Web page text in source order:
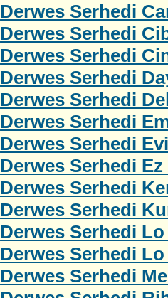
Derwes Serhedi
Derwes Serhedi
Derwes Serhedi
Derwes Serhedi
Derwes Serhedi
Derwes Serhedi
Derwes Serhedi
Derwes Serhedi
Derwes Serhedi
Derwes Serhedi
Derwes Serhedi
Derwes Serhedi
Derwes Serhedi